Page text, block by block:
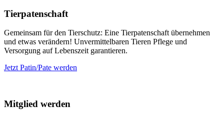
Tierpatenschaft
Gemeinsam für den Tierschutz: Eine Tierpatenschaft übernehmen
und etwas verändern! Unvermittelbaren Tieren Pflege und
Versorgung auf Lebenszeit garantieren.
Jetzt Patin/Pate werden
Mitglied werden